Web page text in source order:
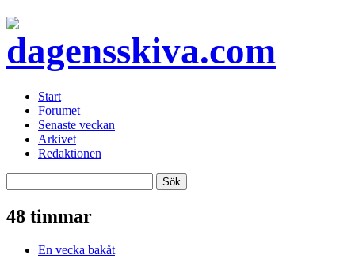
Start
Forumet
Senaste veckan
Arkivet
Redaktionen
48 timmar
En vecka bakåt